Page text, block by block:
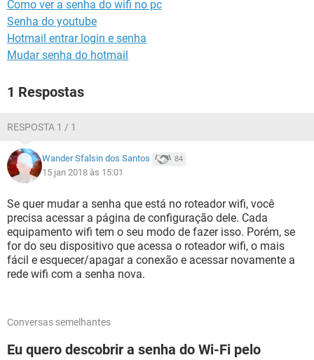
Como ver a senha do wifi no pc
Senha do youtube
Hotmail entrar login e senha
Mudar senha do hotmail
1 Respostas
RESPOSTA 1 / 1
Wander Sfalsin dos Santos 84
15 jan 2018 às 15:01
Se quer mudar a senha que está no roteador wifi, você
precisa acessar a página de configuração dele. Cada
equipamento wifi tem o seu modo de fazer isso. Porém, se
for do seu dispositivo que acessa o roteador wifi, o mais
fácil e esquecer/apagar a conexão e acessar novamente a
rede wifi com a senha nova.
Conversas semelhantes
Eu quero descobrir a senha do Wi-Fi pelo